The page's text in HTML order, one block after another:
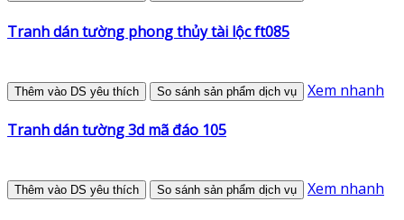
Tranh dán tường phong thủy tài lộc ft085
Thêm vào DS yêu thích So sánh sản phẩm dịch vụ Xem nhanh
Tranh dán tường 3d mã đáo 105
Thêm vào DS yêu thích So sánh sản phẩm dịch vụ Xem nhanh